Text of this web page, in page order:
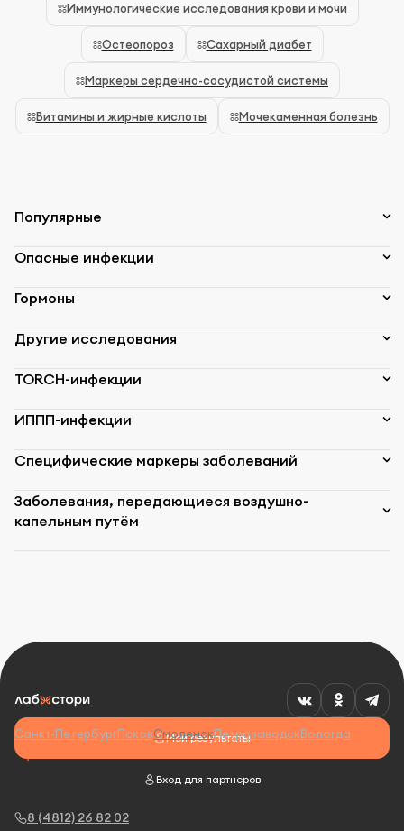
Иммунологические исследования крови и мочи
Остеопороз Сахарный диабет
Маркеры сердечно-сосудистой системы
Витамины и жирные кислоты Мочекаменная болезнь
Популярные
Опасные инфекции
Гормоны
Другие исследования
TORCH-инфекции
ИППП-инфекции
Специфические маркеры заболеваний
Заболевания, передающиеся воздушно-
капельным путём
8 (4812) 26 82 02
Мои результаты
Вход для партнеров
Санкт-ПетербургПсковСмоленскПетрозаводскВологда